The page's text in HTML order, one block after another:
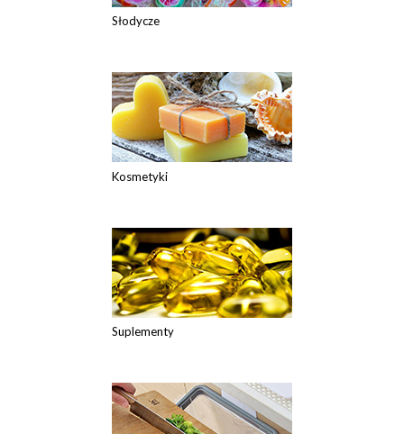
Słodycze
Kosmetyki
Suplementy